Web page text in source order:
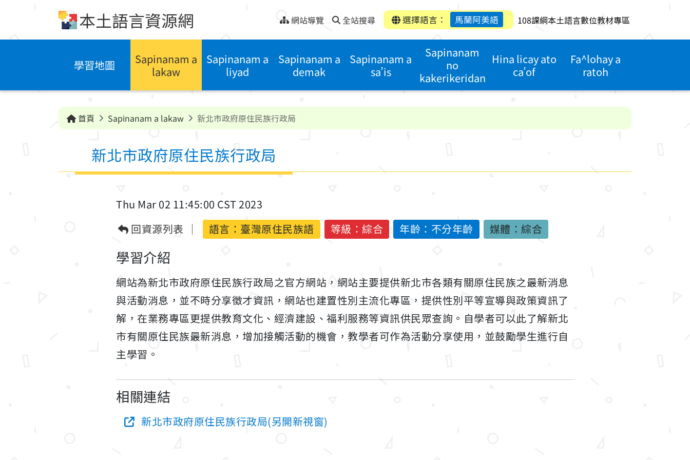
本土語言資源網 網站導覽 全站搜尋 選擇語言： 馬蘭阿美語 108課綱本土語言數位教材專區
學習地圖
Sapinanam a
lakaw
Sapinanam a
liyad
Sapinanam a
demak
Sapinanam a
sa’is
Sapinanam
no
kakerikeridan
Hina licay ato
ca’of
Fa^lohay a
ratoh
首頁 Sapinanam a lakaw 新北市政府原住民族行政局
新北市政府原住民族行政局
Thu Mar 02 11:45:00 CST 2023
回資源列表
語言： 臺灣原住民族語 等級：綜合 年齡：不分年齡 媒體：綜合
學習介紹
網站為新北市政府原住民族行政局之官方網站，網站主要提供新北市各類有關原住民族之最新消息
與活動消息，並不時分享徵才資訊，網站也建置性別主流化專區，提供性別平等宣導與政策資訊了
解，在業務專區更提供教育文化、經濟建設、福利服務等資訊供民眾查詢。自學者可以此了解新北
市有關原住民族最新消息，增加接觸活動的機會，教學者可作為活動分享使用，並鼓勵學生進行自
主學習。
相關連結
新北市政府原住民族行政局(另開新視窗)